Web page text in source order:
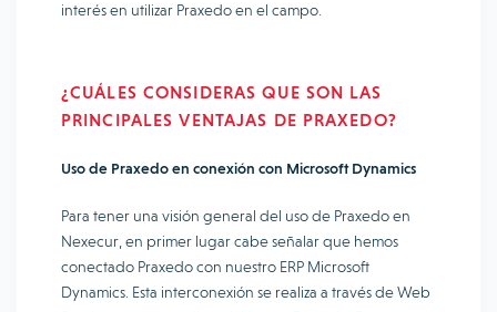
interés en utilizar Praxedo en el campo.
¿CUÁLES CONSIDERAS QUE SON LAS
PRINCIPALES VENTAJAS DE PRAXEDO?
Uso de Praxedo en conexión con Microsoft Dynamics
Para tener una visión general del uso de Praxedo en
Nexecur, en primer lugar cabe señalar que hemos
conectado Praxedo con nuestro ERP Microsoft
Dynamics. Esta interconexión se realiza a través de Web